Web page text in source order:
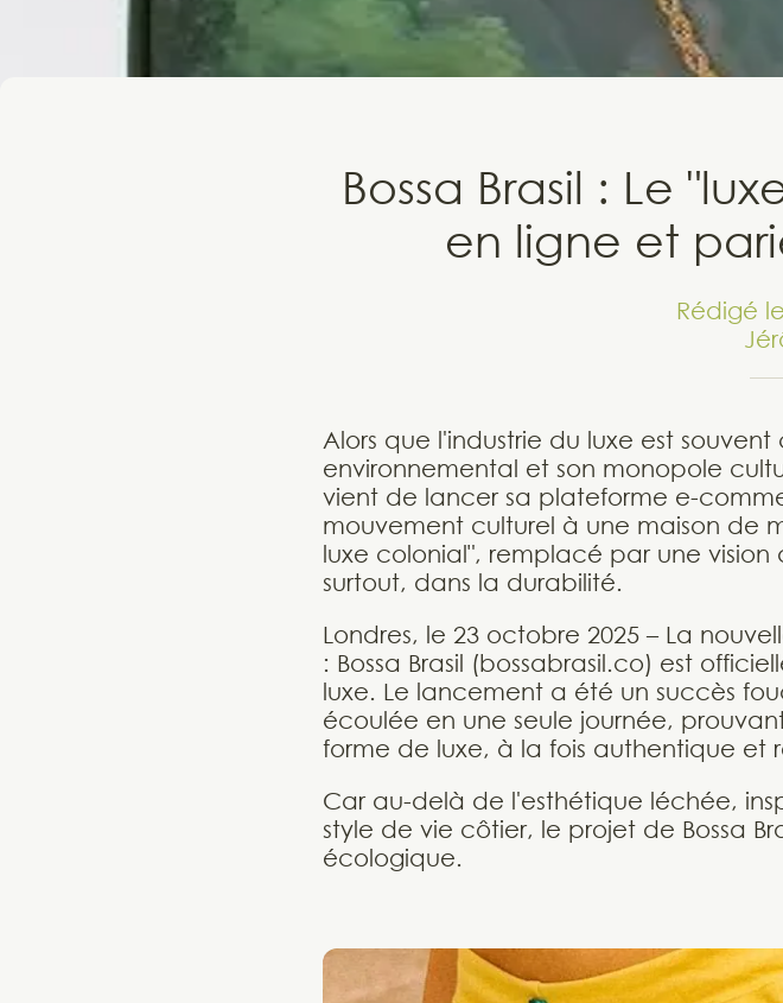
Bossa Brasil : Le
en ligne et
Rédigé
Alors que l'industrie du luxe est
environnemental et son monopole
vient de lancer sa plateforme e-
mouvement culturel à une maison de
luxe colonial", remplacé par une
surtout, dans la durabilité.
Londres, le 23 octobre 2025 – La
: Bossa Brasil (bossabrasil.co) est
luxe. Le lancement a été un succès
écoulée en une seule journée,
forme de luxe, à la fois authentique et
Car au-delà de l'esthétique léchée,
style de vie côtier, le projet de Bossa
écologique.